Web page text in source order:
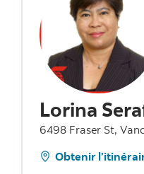
Lorina
6498 Fraser St,
Obtenir